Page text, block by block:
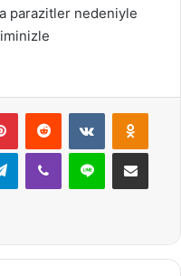
parazitler nedeniyle
PinterestReddit VKontakte
TelegramViber Line E-Posta ile